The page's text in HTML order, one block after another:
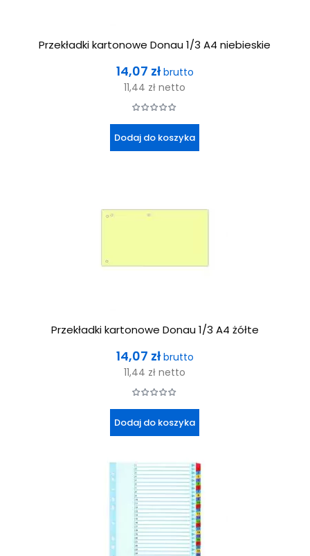
Przekładki kartonowe Donau 1/3 A4 niebieskie
Cena
14,07 zł brutto
11,44 zł netto
Dodaj do koszyka
Przekładki kartonowe Donau 1/3 A4 żółte
Cena
14,07 zł brutto
11,44 zł netto
Dodaj do koszyka